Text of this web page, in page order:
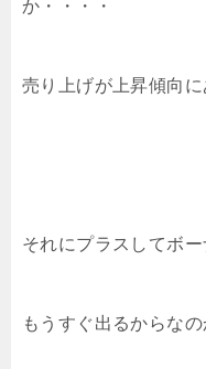
か・・・・
売り上げが上昇傾向に
それにプラスしてボ
もうすぐ出るからなの